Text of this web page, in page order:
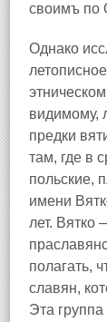
своимъ по
Однако
видимому,
предки
там, где в
польские,
имени
лет.
полагать,
славян,
Эта